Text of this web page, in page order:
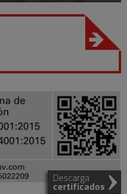
Descarga
certificados